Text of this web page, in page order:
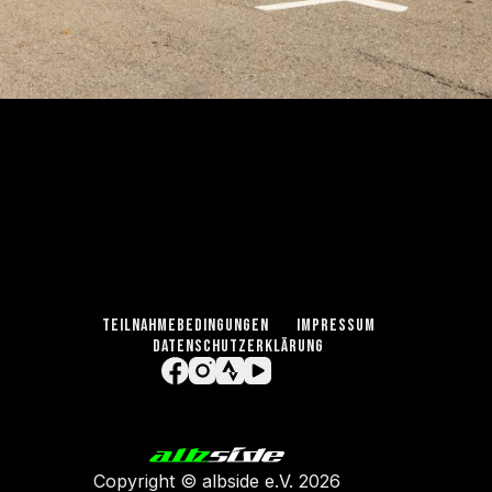
TEILNAHMEBEDINGUNGEN
IMPRESSUM
DATENSCHUTZERKLÄRUNG
Copyright © albside e.V. 2026